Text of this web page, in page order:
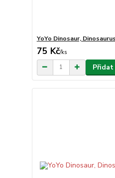
YoYo Dinosaur,
75 Kč/ks